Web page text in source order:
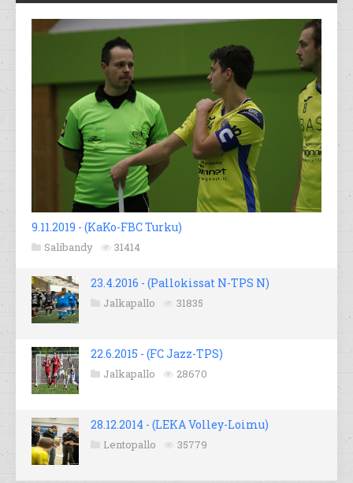
9.11.2019 - (KaKo-FBC Turku)
Salibandy 31414
23.4.2016 - (Pallokissat N-TPS N)
Jalkapallo 31835
22.6.2015 - (FC Jazz-TPS)
Jalkapallo 28670
28.12.2014 - (LEKA Volley-Loimu)
Lentopallo 35779